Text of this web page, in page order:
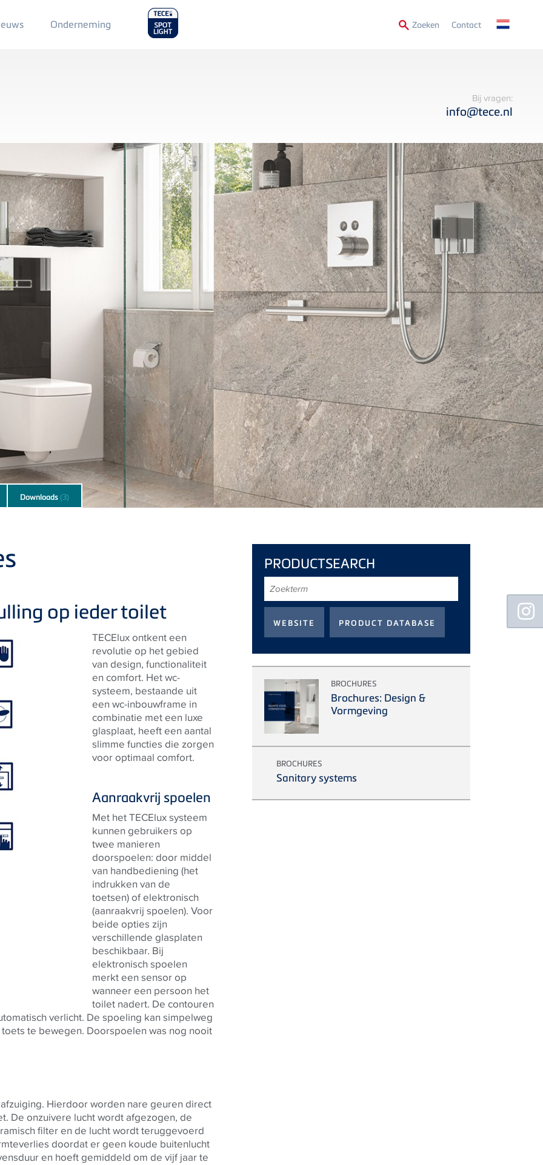
Main
Menu
Onderneming Zoeken Secondary
Contact
Bij vragen:
info@tece.nl
Downloads (3)
op ieder toilet
TECElux ontkent een
revolutie op het gebied
van design, functionaliteit
en comfort. Het wc-
systeem, bestaande uit
een wc-inbouwframe in
combinatie met een luxe
glasplaat, heeft een aantal
slimme functies die zorgen
voor optimaal comfort.
Aanraakvrij spoelen
Met het TECElux systeem
kunnen gebruikers op
twee manieren
doorspoelen: door middel
van handbediening (het
indrukken van de
toetsen) of elektronisch
(aanraakvrij spoelen). Voor
beide opties zijn
verschillende glasplaten
beschikbaar. Bij
elektronisch spoelen
merkt een sensor op
wanneer een persoon het
toilet nadert. De contouren
verlicht. De spoeling kan simpelweg
te bewegen. Doorspoelen was nog nooit
Hierdoor worden nare geuren direct
De onzuivere lucht wordt afgezogen, de
filter en de lucht wordt teruggevoerd
doordat er geen koude buitenlucht
en hoeft gemiddeld om de vijf jaar te
PRODUCTSEARCH
BROCHURES
Brochures: Design &
Vormgeving
BROCHURES
Sanitary systems
Floating